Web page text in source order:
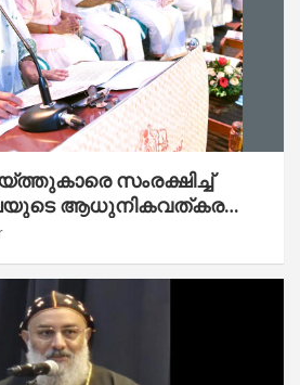
സംരക്ഷിച്ച്
ആധുനികവത്കരണം
സ്പീക്കർ